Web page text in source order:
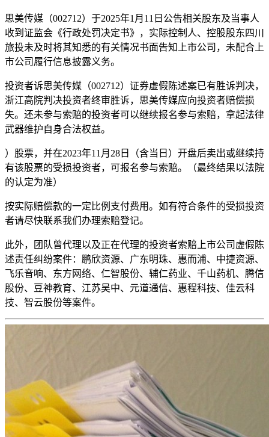
思美传媒（002712）于2025年1月11日公告相关股东及当事人
收到证监会《行政处罚决定书》，实际控制人、控股股东四川
旅投未及时将其知悉的有关情况书面告知上市公司，未配合上
市公司履行信息披露义务。
投资者诉思美传媒（002712）证券虚假陈述案已有胜诉判决，
浙江高院判决投资者终审胜诉，思美传媒应向投资者赔偿损
失。还未参与索赔的投资者可以继续报名参与索赔，拿起法律
武器维护自身合法权益。
）股票，并在2023年11月28日（含当日）开盘后卖出或继续持
有该股票的受损投资者，可报名参与索赔。（最终结果以法院
的认定为准）
按实际赔偿款的一定比例支付费用。如有符合条件的受损投资
者请尽快联系我们办理索赔登记。
此外，团队曾代理以及正在代理的投资者索赔上市公司虚假陈
述责任纠纷案件：鹏欣资源、广东明珠、惠而浦、中捷资源、
飞乐音响、东方网络、仁智股份、辅仁药业、千山药机、腾信
股份、豆神教育、江苏吴中、元道通信、惠程科技、佳云科
技、智云股份等案件。